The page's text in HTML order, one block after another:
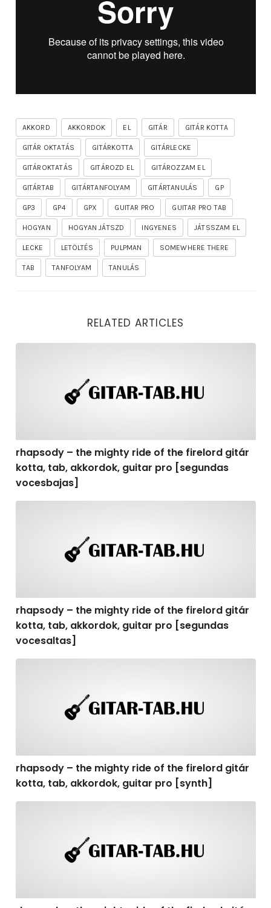
AKKORD AKKORDOK EL GITÁR GITÁR KOTTA
GITÁR OKTATÁS GITÁRKOTTA GITÁRLECKE
GITÁROKTATÁS GITÁROZD EL GITÁROZZAM EL
GITÁRTAB GITÁRTANFOLYAM GITÁRTANULÁS GP
GP3 GP4 GPX GUITAR PRO GUITAR PRO TAB
HOGYAN HOGYAN JÁTSZD INGYENES JÁTSSZAM EL
LECKE LETÖLTÉS PULPMAN SOMEWHERE THERE
TAB TANFOLYAM TANULÁS
RELATED ARTICLES
rhapsody – the mighty ride of the firelord gitár
kotta, tab, akkordok, guitar pro [segundas
vocesbajas]
rhapsody – the mighty ride of the firelord gitár
kotta, tab, akkordok, guitar pro [segundas
vocesaltas]
rhapsody – the mighty ride of the firelord gitár
kotta, tab, akkordok, guitar pro [synth]